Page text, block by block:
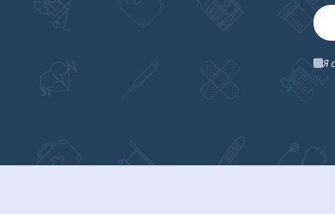
На производственных предприятиях.
Дополнительная информация об
В дозатор можно заливать толькоЯ